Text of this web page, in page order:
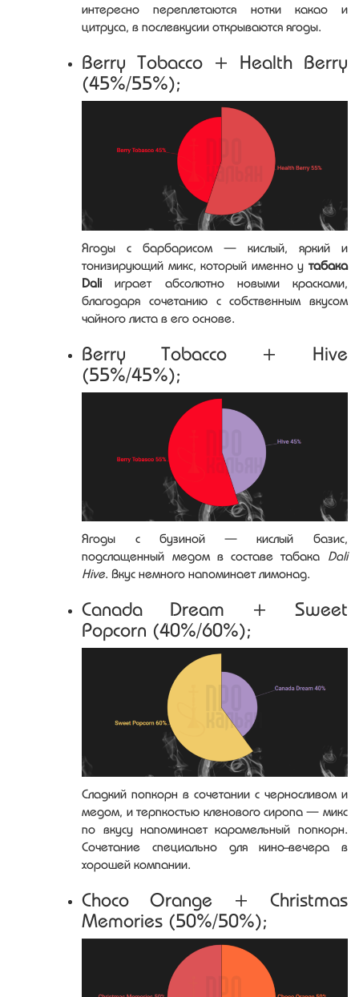
интересно переплетаются нотки какао и
цитруса, в послевкусии открываются ягоды.
Berry Tobacco + Health Berry
(45%/55%);
Ягоды с барбарисом — кислый, яркий и
тонизирующий микс, который именно у табака
Dali играет абсолютно новыми красками,
благодаря сочетанию с собственным вкусом
чайного листа в его основе.
Berry Tobacco + Hive
(55%/45%);
Ягоды с бузиной — кислый базис,
подслащенный медом в составе табака Dali
Hive. Вкус немного напоминает лимонад.
Canada Dream + Sweet
Popcorn (40%/60%);
Сладкий попкорн в сочетании с черносливом и
медом, и терпкостью кленового сиропа — микс
по вкусу напоминает карамельный попкорн.
Сочетание специально для кино-вечера в
хорошей компании.
Choco Orange + Christmas
Memories (50%/50%);